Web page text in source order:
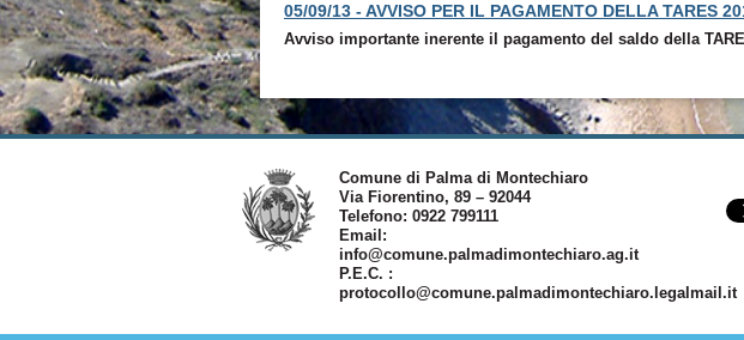
05/09/13 -AVVISO PER IL PAGAMENTO DELLA TARES
Avviso importante inerente il pagamento del saldo della
Comune di Palma di Montechiaro
Via Fiorentino, 89 – 92044
Telefono: 0922 799111
Email:
info@comune.palmadimontechiaro.ag.it
P.E.C. :
protocollo@comune.palmadimontechiaro.legalmail.it